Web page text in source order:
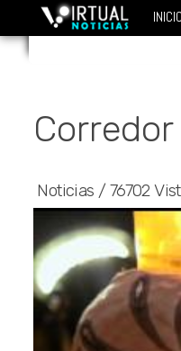
INICIO
Noticias / 76702